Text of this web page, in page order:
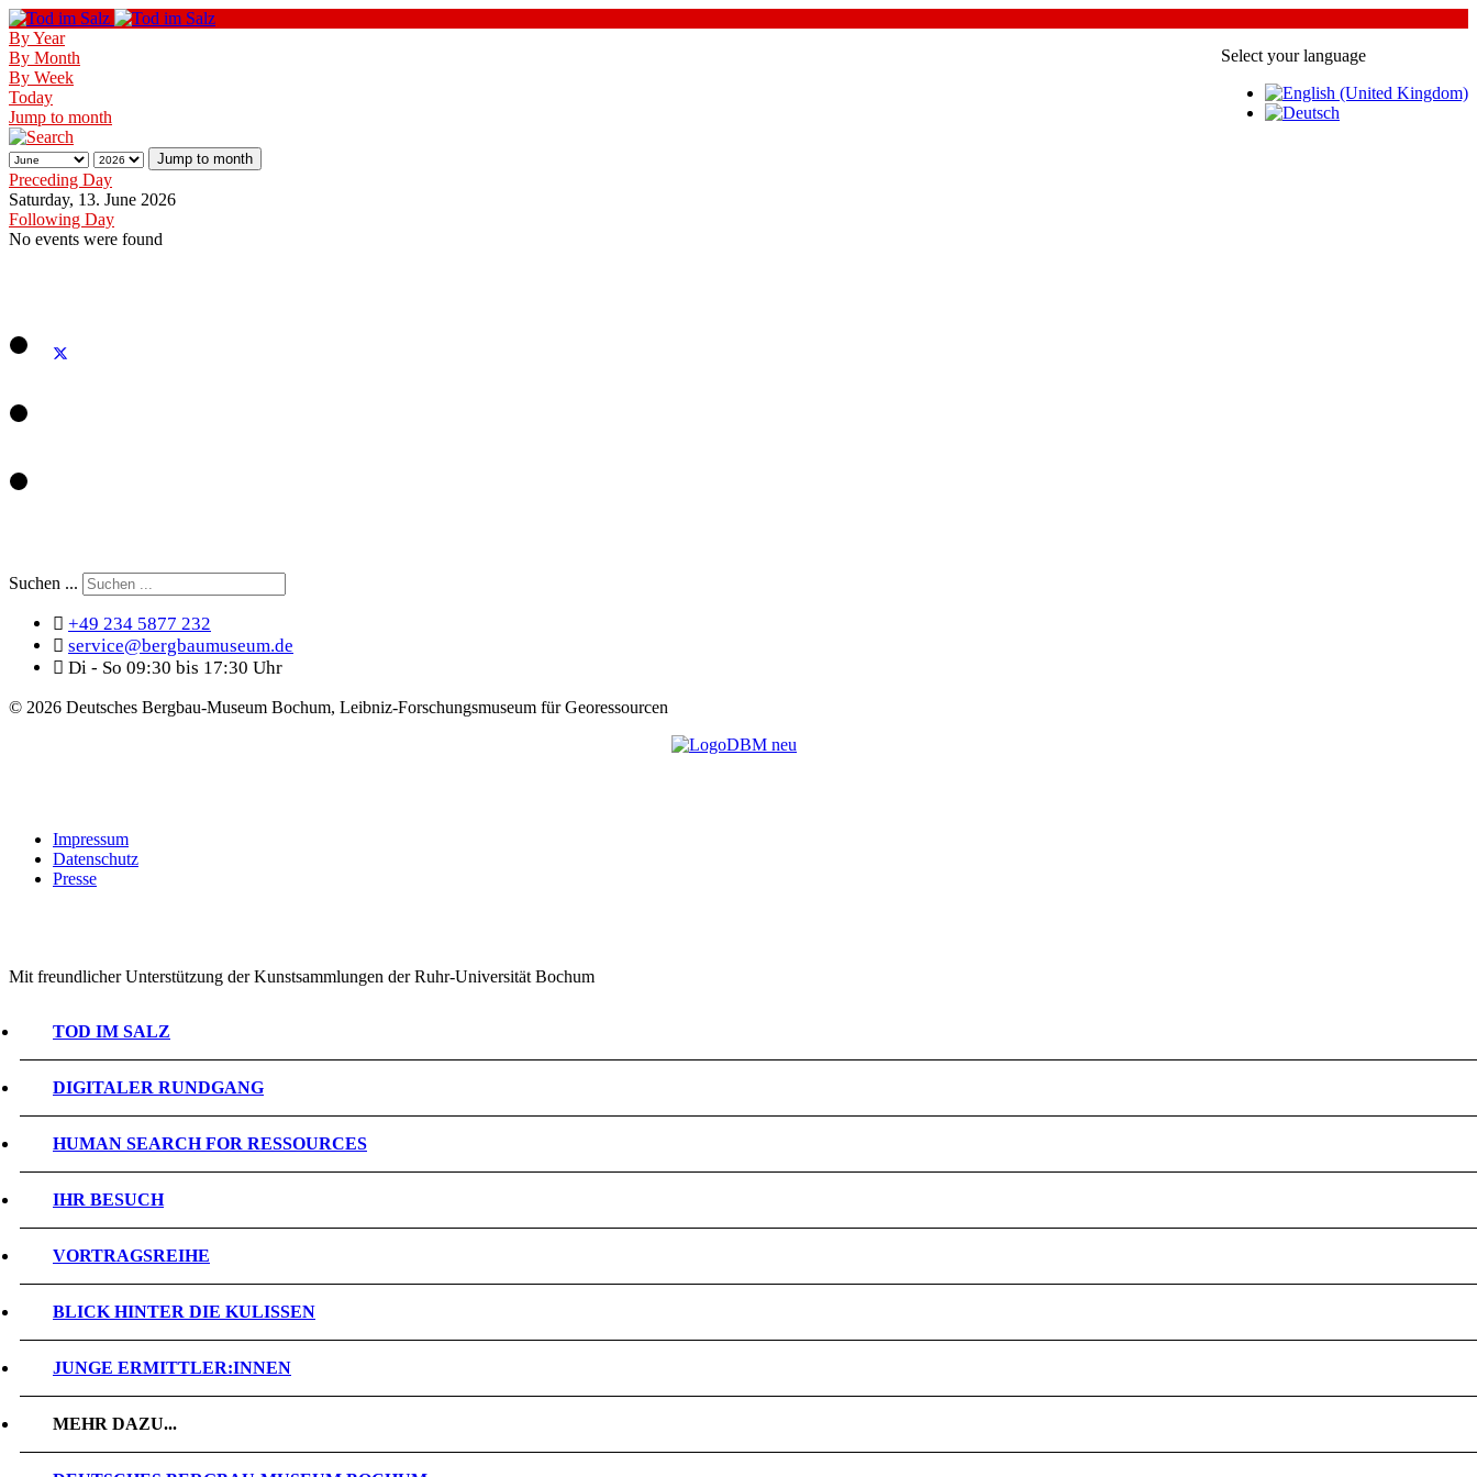
Select your language
By Year
By Month
By Week
Today
Jump to month
Jump to month
Preceding Day
Saturday, 13. June 2026
Following Day
No events were found
Suchen ...
+49 234 5877 232
service@bergbaumuseum.de
Di - So 09:30 bis 17:30 Uhr
© 2026 Deutsches Bergbau-Museum Bochum, Leibniz-Forschungsmuseum für Georessourcen
Impressum
Datenschutz
Presse
Mit freundlicher Unterstützung der Kunstsammlungen der Ruhr-Universität Bochum
TOD IM SALZ
DIGITALER RUNDGANG
HUMAN SEARCH FOR RESSOURCES
IHR BESUCH
VORTRAGSREIHE
BLICK HINTER DIE KULISSEN
JUNGE ERMITTLER:INNEN
MEHR DAZU...